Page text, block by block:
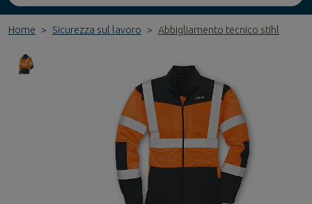
Home Sicurezza sul lavoro Abbigliamento tecnico stihl